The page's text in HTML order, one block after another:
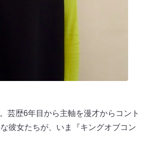
芸歴6年目から主軸を漫才からコント
彼女たちが、いま『キングオブコン